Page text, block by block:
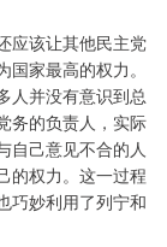
应该让其他民主党
家最高的权力。
人并没有意识到总
务的负责人，实际
自己意见不合的人
的权力。这一过程
巧妙利用了列宁和